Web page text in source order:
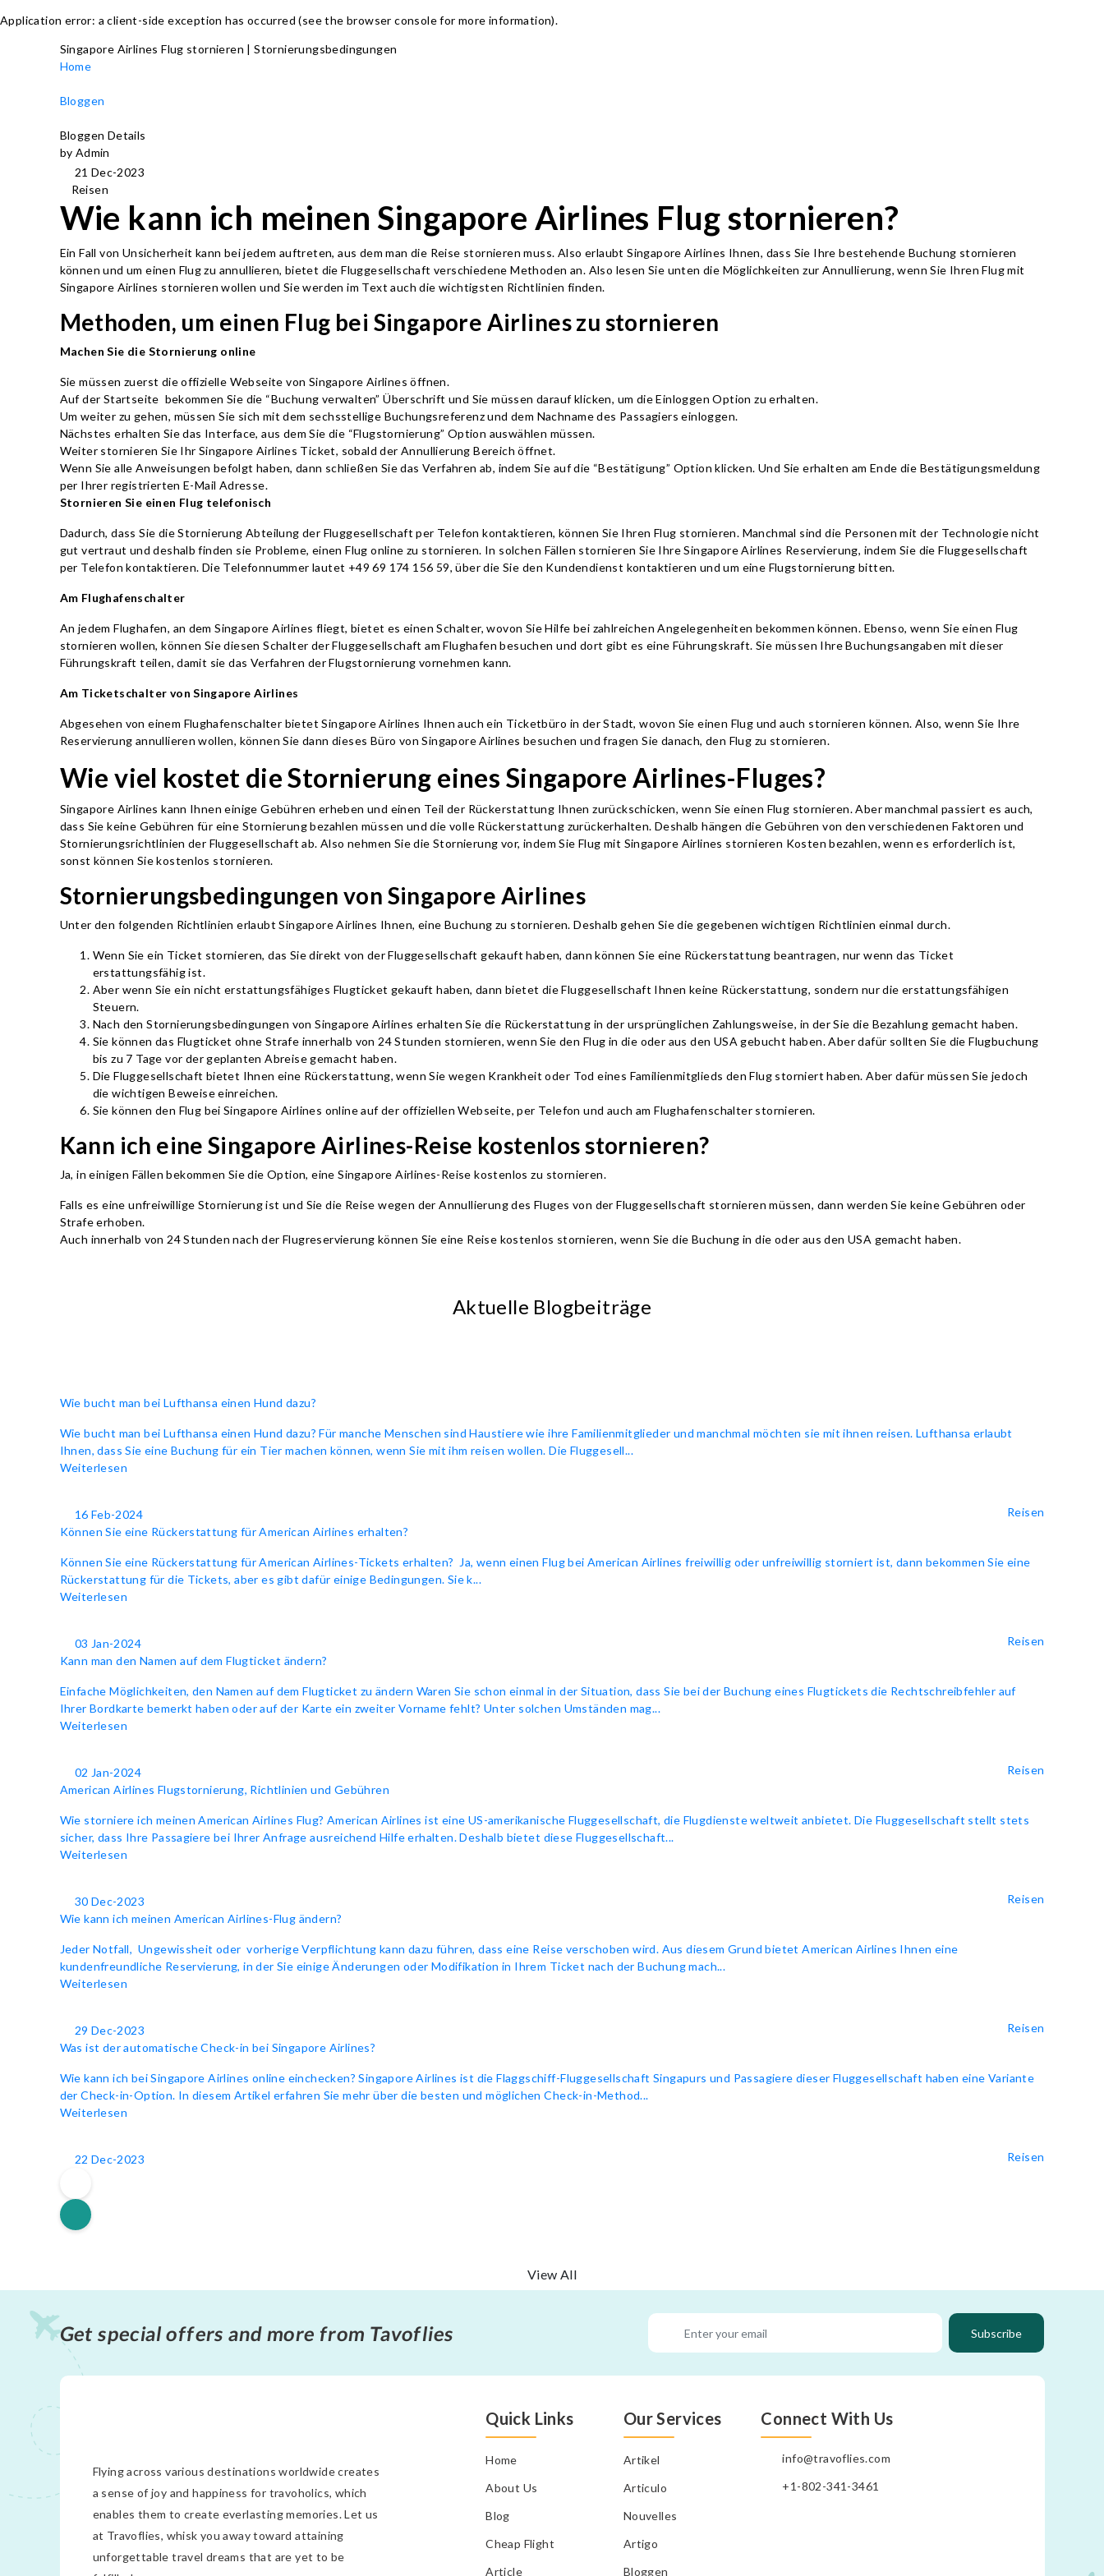
Application error: a client-side exception has occurred (see the browser console for more information).
Singapore Airlines Flug stornieren | Stornierungsbedingungen
Home
Bloggen
Bloggen Details
by Admin
21 Dec-2023
Reisen
Wie kann ich meinen Singapore Airlines Flug stornieren?
Ein Fall von Unsicherheit kann bei jedem auftreten, aus dem man die Reise stornieren muss. Also erlaubt Singapore Airlines Ihnen, dass Sie Ihre bestehende Buchung stornieren
können und um einen Flug zu annullieren, bietet die Fluggesellschaft verschiedene Methoden an. Also lesen Sie unten die Möglichkeiten zur Annullierung, wenn Sie Ihren Flug mit
Singapore Airlines stornieren wollen und Sie werden im Text auch die wichtigsten Richtlinien finden.
Methoden, um einen Flug bei Singapore Airlines zu stornieren
Machen Sie die Stornierung online
Sie müssen zuerst die offizielle Webseite von Singapore Airlines öffnen.
Auf der Startseite bekommen Sie die “Buchung verwalten” Überschrift und Sie müssen darauf klicken, um die Einloggen Option zu erhalten.
Um weiter zu gehen, müssen Sie sich mit dem sechsstellige Buchungsreferenz und dem Nachname des Passagiers einloggen.
Nächstes erhalten Sie das Interface, aus dem Sie die “Flugstornierung” Option auswählen müssen.
Weiter stornieren Sie Ihr Singapore Airlines Ticket, sobald der Annullierung Bereich öffnet.
Wenn Sie alle Anweisungen befolgt haben, dann schließen Sie das Verfahren ab, indem Sie auf die “Bestätigung” Option klicken. Und Sie erhalten am Ende die Bestätigungsmeldung
per Ihrer registrierten E-Mail Adresse.
Stornieren Sie einen Flug telefonisch
Dadurch, dass Sie die Stornierung Abteilung der Fluggesellschaft per Telefon kontaktieren, können Sie Ihren Flug stornieren. Manchmal sind die Personen mit der Technologie nicht
gut vertraut und deshalb finden sie Probleme, einen Flug online zu stornieren. In solchen Fällen stornieren Sie Ihre Singapore Airlines Reservierung, indem Sie die Fluggesellschaft
per Telefon kontaktieren. Die Telefonnummer lautet +49 69 174 156 59, über die Sie den Kundendienst kontaktieren und um eine Flugstornierung bitten.
Am Flughafenschalter
An jedem Flughafen, an dem Singapore Airlines fliegt, bietet es einen Schalter, wovon Sie Hilfe bei zahlreichen Angelegenheiten bekommen können. Ebenso, wenn Sie einen Flug
stornieren wollen, können Sie diesen Schalter der Fluggesellschaft am Flughafen besuchen und dort gibt es eine Führungskraft. Sie müssen Ihre Buchungsangaben mit dieser
Führungskraft teilen, damit sie das Verfahren der Flugstornierung vornehmen kann.
Am Ticketschalter von Singapore Airlines
Abgesehen von einem Flughafenschalter bietet Singapore Airlines Ihnen auch ein Ticketbüro in der Stadt, wovon Sie einen Flug und auch stornieren können. Also, wenn Sie Ihre
Reservierung annullieren wollen, können Sie dann dieses Büro von Singapore Airlines besuchen und fragen Sie danach, den Flug zu stornieren.
Wie viel kostet die Stornierung eines Singapore Airlines-Fluges?
Singapore Airlines kann Ihnen einige Gebühren erheben und einen Teil der Rückerstattung Ihnen zurückschicken, wenn Sie einen Flug stornieren. Aber manchmal passiert es auch,
dass Sie keine Gebühren für eine Stornierung bezahlen müssen und die volle Rückerstattung zurückerhalten. Deshalb hängen die Gebühren von den verschiedenen Faktoren und
Stornierungsrichtlinien der Fluggesellschaft ab. Also nehmen Sie die Stornierung vor, indem Sie Flug mit Singapore Airlines stornieren Kosten bezahlen, wenn es erforderlich ist,
sonst können Sie kostenlos stornieren.
Stornierungsbedingungen von Singapore Airlines
Unter den folgenden Richtlinien erlaubt Singapore Airlines Ihnen, eine Buchung zu stornieren. Deshalb gehen Sie die gegebenen wichtigen Richtlinien einmal durch.
Wenn Sie ein Ticket stornieren, das Sie direkt von der Fluggesellschaft gekauft haben, dann können Sie eine Rückerstattung beantragen, nur wenn das Ticket
erstattungsfähig ist.
Aber wenn Sie ein nicht erstattungsfähiges Flugticket gekauft haben, dann bietet die Fluggesellschaft Ihnen keine Rückerstattung, sondern nur die erstattungsfähigen
Steuern.
Nach den Stornierungsbedingungen von Singapore Airlines erhalten Sie die Rückerstattung in der ursprünglichen Zahlungsweise, in der Sie die Bezahlung gemacht haben.
Sie können das Flugticket ohne Strafe innerhalb von 24 Stunden stornieren, wenn Sie den Flug in die oder aus den USA gebucht haben. Aber dafür sollten Sie die Flugbuchung
bis zu 7 Tage vor der geplanten Abreise gemacht haben.
Die Fluggesellschaft bietet Ihnen eine Rückerstattung, wenn Sie wegen Krankheit oder Tod eines Familienmitglieds den Flug storniert haben. Aber dafür müssen Sie jedoch
die wichtigen Beweise einreichen.
Sie können den Flug bei Singapore Airlines online auf der offiziellen Webseite, per Telefon und auch am Flughafenschalter stornieren.
Kann ich eine Singapore Airlines-Reise kostenlos stornieren?
Ja, in einigen Fällen bekommen Sie die Option, eine Singapore Airlines-Reise kostenlos zu stornieren.
Falls es eine unfreiwillige Stornierung ist und Sie die Reise wegen der Annullierung des Fluges von der Fluggesellschaft stornieren müssen, dann werden Sie keine Gebühren oder
Strafe erhoben.
Auch innerhalb von 24 Stunden nach der Flugreservierung können Sie eine Reise kostenlos stornieren, wenn Sie die Buchung in die oder aus den USA gemacht haben.
Aktuelle Blogbeiträge
Wie bucht man bei Lufthansa einen Hund dazu?
Wie bucht man bei Lufthansa einen Hund dazu? Für manche Menschen sind Haustiere wie ihre Familienmitglieder und manchmal möchten sie mit ihnen reisen. Lufthansa erlaubt
Ihnen, dass Sie eine Buchung für ein Tier machen können, wenn Sie mit ihm reisen wollen. Die Fluggesell...
Weiterlesen
16 Feb-2024
Reisen
Können Sie eine Rückerstattung für American Airlines erhalten?
Können Sie eine Rückerstattung für American Airlines-Tickets erhalten? Ja, wenn einen Flug bei American Airlines freiwillig oder unfreiwillig storniert ist, dann bekommen Sie eine
Rückerstattung für die Tickets, aber es gibt dafür einige Bedingungen. Sie k...
Weiterlesen
03 Jan-2024
Reisen
Kann man den Namen auf dem Flugticket ändern?
Einfache Möglichkeiten, den Namen auf dem Flugticket zu ändern Waren Sie schon einmal in der Situation, dass Sie bei der Buchung eines Flugtickets die Rechtschreibfehler auf
Ihrer Bordkarte bemerkt haben oder auf der Karte ein zweiter Vorname fehlt? Unter solchen Umständen mag...
Weiterlesen
02 Jan-2024
Reisen
American Airlines Flugstornierung, Richtlinien und Gebühren
Wie storniere ich meinen American Airlines Flug? American Airlines ist eine US-amerikanische Fluggesellschaft, die Flugdienste weltweit anbietet. Die Fluggesellschaft stellt stets
sicher, dass Ihre Passagiere bei Ihrer Anfrage ausreichend Hilfe erhalten. Deshalb bietet diese Fluggesellschaft...
Weiterlesen
30 Dec-2023
Reisen
Wie kann ich meinen American Airlines-Flug ändern?
Jeder Notfall, Ungewissheit oder vorherige Verpflichtung kann dazu führen, dass eine Reise verschoben wird. Aus diesem Grund bietet American Airlines Ihnen eine
kundenfreundliche Reservierung, in der Sie einige Änderungen oder Modifikation in Ihrem Ticket nach der Buchung mach...
Weiterlesen
29 Dec-2023
Reisen
Was ist der automatische Check-in bei Singapore Airlines?
Wie kann ich bei Singapore Airlines online einchecken? Singapore Airlines ist die Flaggschiff-Fluggesellschaft Singapurs und Passagiere dieser Fluggesellschaft haben eine Variante
der Check-in-Option. In diesem Artikel erfahren Sie mehr über die besten und möglichen Check-in-Method...
Weiterlesen
22 Dec-2023 Reisen
View All
Get special offers and more from Tavoflies Subscribe
Flying across various destinations worldwide creates
a sense of joy and happiness for travoholics, which
enables them to create everlasting memories. Let us
at Travoflies, whisk you away toward attaining
unforgettable travel dreams that are yet to be
Quick Links
Home
About Us
Blog
Cheap Flight
Article
Our Services
Artikel
Articulo
Nouvelles
Artigo
Bloggen
Connect With Us
info@travoflies.com
+1-802-341-3461